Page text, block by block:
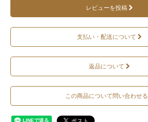
レビューを投稿
支払い・配送について
返品について
この商品について問い合わせる